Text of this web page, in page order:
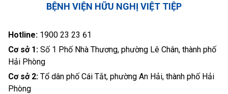
BỆNH VIỆN HỮU NGHỊ VIỆT TIỆP
Hotline: 1900 23 23 61
Cơ sở 1: Số 1 Phố Nhà Thương, phường Lê Chân, thành phố
Hải Phòng
Cơ sở 2: Tổ dân phố Cái Tắt, phường An Hải, thành phố Hải
Phòng